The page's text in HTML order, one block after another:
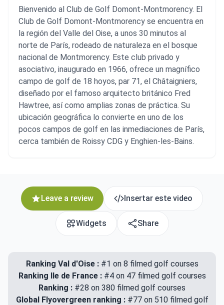
Bienvenido al Club de Golf Domont-Montmorency. El
Club de Golf Domont-Montmorency se encuentra en
la región del Valle del Oise, a unos 30 minutos al
norte de París, rodeado de naturaleza en el bosque
nacional de Montmorency. Este club privado y
asociativo, inaugurado en 1966, ofrece un magnífico
campo de golf de 18 hoyos, par 71, el Châtaigniers,
diseñado por el famoso arquitecto británico Fred
Hawtree, así como amplias zonas de práctica. Su
ubicación geográfica lo convierte en uno de los
pocos campos de golf en las inmediaciones de París,
cerca también de Roissy CDG y Enghien-les-Bains.
Leave a review Insertar este video
Widgets Share
Ranking Val d'Oise :#1 on 8 filmed golf courses
Ranking Ile de France : #4 on 47 filmed golf courses
Ranking : #28 on 380 filmed golf courses
Global Flyovergreen ranking : #77 on 510 filmed golf